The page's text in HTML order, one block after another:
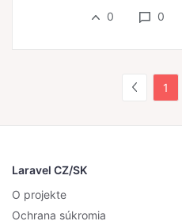
0
0
1
Laravel CZ/SK
O projekte
Ochrana súkromia